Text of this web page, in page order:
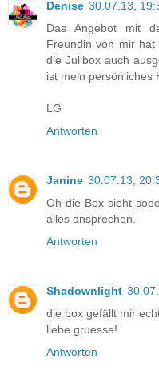
Denise 30.07.13,
Das Angebot mit
Freundin von mir
die Julibox auch
ist mein persönliches
LG
Antworten
Janine 30.07.13,
Oh die Box sieht
alles ansprechen.
Antworten
Shadownlight
die box gefällt mir
liebe gruesse!
Antworten